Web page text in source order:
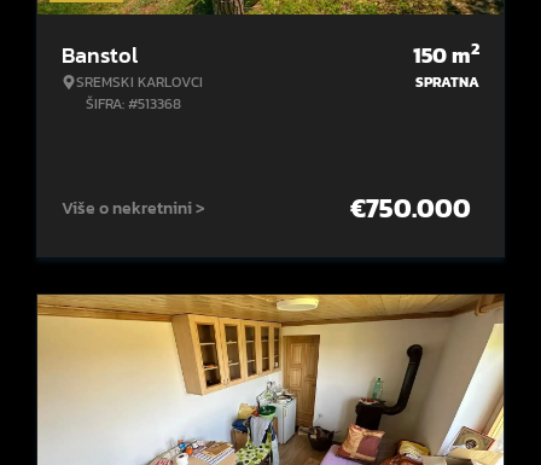
Banstol
SREMSKI KARLOVCI
ŠIFRA: #513368
150m2
SPRATNA
Više o nekretnini > €750.000